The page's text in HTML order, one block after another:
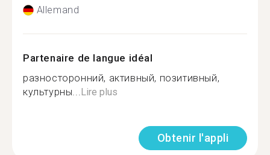
Allemand
Partenaire de langue idéal
разносторонний, активный, позитивный,
культурны...Lire plus
Obtenir l'appli